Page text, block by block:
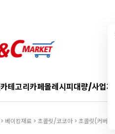
카테고리카페몰레시피대량/사업자
> 베이킹재료 > 초콜릿/코코아> 초콜릿(커버처)